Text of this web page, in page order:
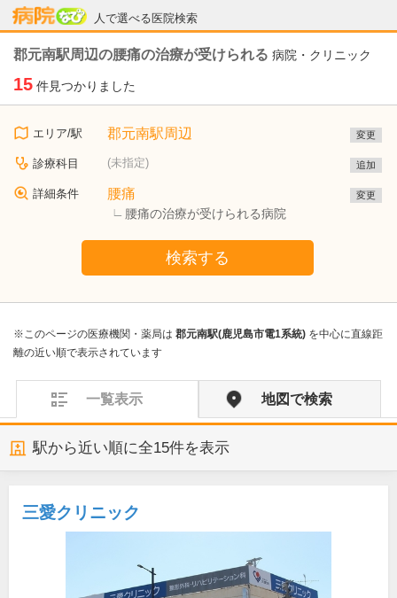
人で選べる医院検索
病院なび
郡元南駅周辺の腰痛の治療が受けられる 病院・クリニック
15 件見つかりました
エリア/駅 郡元南駅周辺 変更
診療科目 (未指定) 追加
詳細条件 腰痛
腰痛の治療が受けられる病院
変更
検索する
※このページの医療機関・薬局は 郡元南駅(鹿児島市電1系統) を中心に直線距
離の近い順で表示されています
一覧表示 地図で検索
駅から近い順に全15件を表示
三愛クリニック